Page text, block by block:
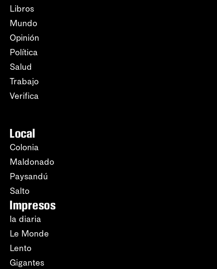
Libros
Mundo
Opinión
Política
Salud
Trabajo
Verifica
Local
Colonia
Maldonado
Paysandú
Salto
Impresos
la diaria
Le Monde
Lento
Gigantes